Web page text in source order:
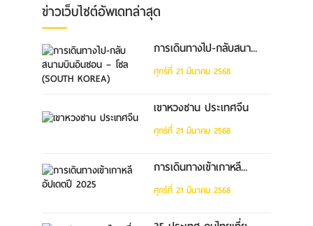
ข่าวเว็บไซต์อัพเดทล่าสุด
การเดินทางไป-กลับสนา...
ศุกร์ที่ 21 มีนาคม 2568
เขาหวงซาน ประเทศจีน
ศุกร์ที่ 21 มีนาคม 2568
การเดินทางเข้าเกาหลี...
ศุกร์ที่ 21 มีนาคม 2568